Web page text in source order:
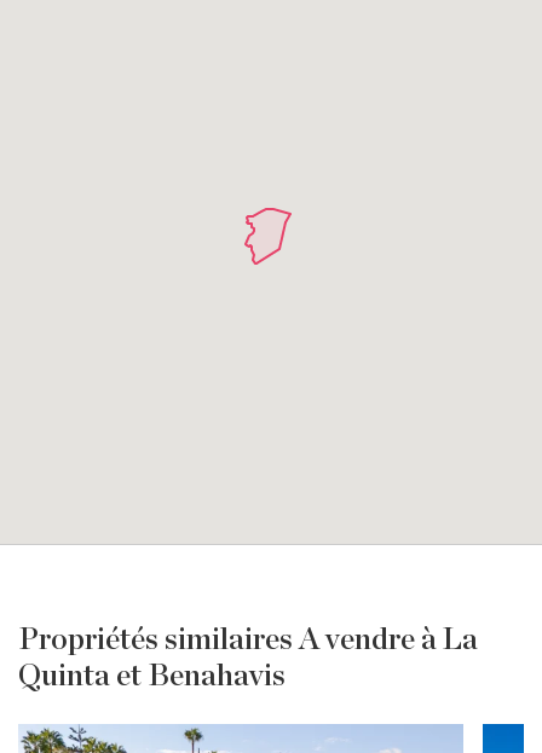
Propriétés similaires A vendre à La
Quinta et Benahavis